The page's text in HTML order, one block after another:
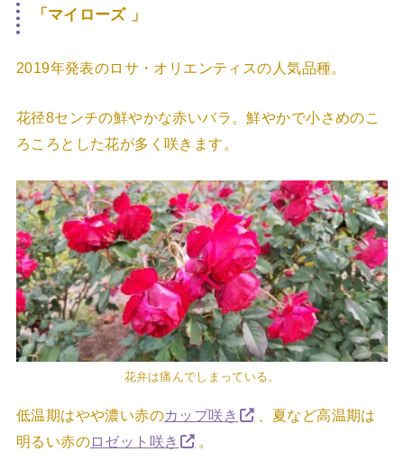
「マイローズ 」
2019年発表のロサ・オリエンティスの人気品種。
花径8センチの鮮やかな赤いバラ。鮮やかで小さめのこ
ろころとした花が多く咲きます。
花弁は痛んでしまっている。
低温期はやや濃い赤のカップ咲き
、夏など高温期は
明るい赤のロゼット咲き 。